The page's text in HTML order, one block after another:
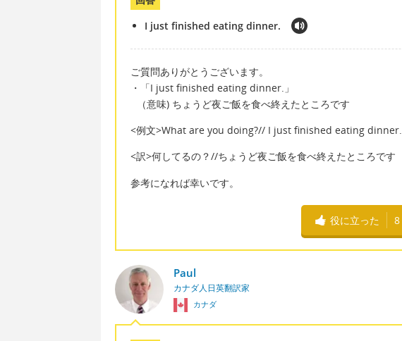
I just finished eating dinner.
ご質問ありがとうございます。
・「I just finished eating dinner.」
（意味) ちょうど夜ご飯を食べ終えたところです
<例文>What are you doing?// I just finished eating dinner.
<訳>何してるの？//ちょうど夜ご飯を食べ終えたところです
参考になれば幸いです。
役に立った 8
Paul
カナダ人日英翻訳家
カナダ